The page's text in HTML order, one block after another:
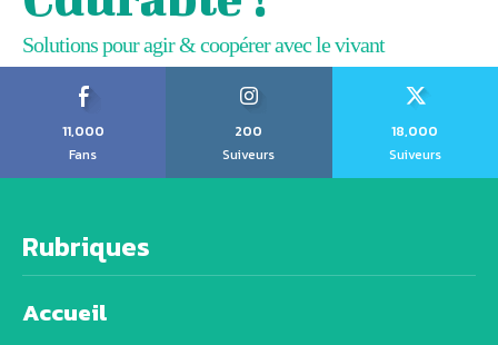
Solutions pour agir & coopérer avec le vivant
11,000
Fans
200
Suiveurs
18,000
Suiveurs
Rubriques
Accueil